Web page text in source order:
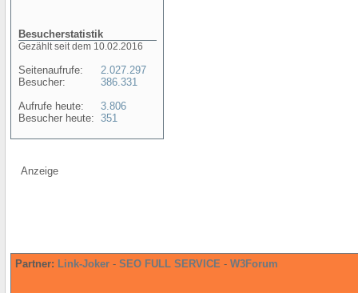
Besucherstatistik
Gezählt seit dem 10.02.2016
Seitenaufrufe:
Besucher:
Aufrufe heute:
Besucher heute:
2.027.297
386.331
3.806
351
Anzeige
Partner: Link-Joker - SEO FULL SERVICE - W3Forum